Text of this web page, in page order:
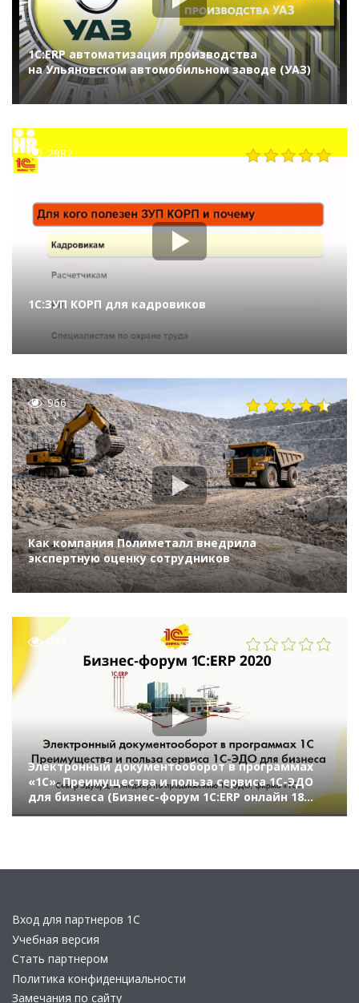
1С:ERP автоматизация производства
на Ульяновском автомобильном заводе (УАЗ)
2982
1С:ЗУП КОРП для кадровиков
966
Как компания Полиметалл внедрила
экспертную оценку сотрудников
933
Электронный документооборот в программах
«1С». Преимущества и польза сервиса 1С-ЭДО
для бизнеса (Бизнес-форум 1С:ERP онлайн 18
ноября 2020 г., Север Эдуард, «1С»)
Вход для партнеров 1С
Учебная версия
Стать партнером
Политика конфиденциальности
Замечания по сайту